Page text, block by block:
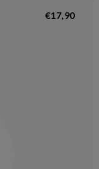
€17,90